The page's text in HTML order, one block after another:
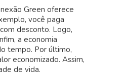
Green oferece
você paga
desconto. Logo,
a economia
tempo. Por último,
economizado. Assim,
de vida.